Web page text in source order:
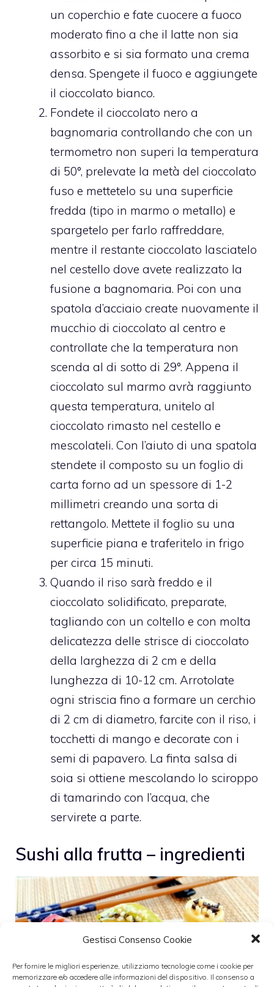
Gestisci Consenso Cookie
Per fornire le migliori esperienze, utilizziamo tecnologie come i cookie per
memorizzare e/o accedere alle informazioni del dispositivo. Il consenso a
un coperchio e fate cuocere a fuoco
moderato fino a che il latte non sia
assorbito e si sia formato una crema
densa. Spengete il fuoco e aggiungete
il cioccolato bianco.
Fondete il cioccolato nero a
bagnomaria controllando che con un
termometro non superi la temperatura
di 50°, prelevate la metà del cioccolato
fuso e mettetelo su una superficie
fredda (tipo in marmo o metallo) e
spargetelo per farlo raffreddare,
mentre il restante cioccolato lasciatelo
nel cestello dove avete realizzato la
fusione a bagnomaria. Poi con una
spatola d’acciaio create nuovamente il
mucchio di cioccolato al centro e
controllate che la temperatura non
scenda al di sotto di 29°. Appena il
cioccolato sul marmo avrà raggiunto
questa temperatura, unitelo al
cioccolato rimasto nel cestello e
mescolateli. Con l’aiuto di una spatola
stendete il composto su un foglio di
carta forno ad un spessore di 1-2
millimetri creando una sorta di
rettangolo. Mettete il foglio su una
superficie piana e traferitelo in frigo
per circa 15 minuti.
Quando il riso sarà freddo e il
cioccolato solidificato, preparate,
tagliando con un coltello e con molta
delicatezza delle strisce di cioccolato
della larghezza di 2 cm e della
lunghezza di 10-12 cm. Arrotolate
ogni striscia fino a formare un cerchio
di 2 cm di diametro, farcite con il riso, i
tocchetti di mango e decorate con i
semi di papavero. La finta salsa di
soia si ottiene mescolando lo sciroppo
di tamarindo con l’acqua, che
servirete a parte.
Sushi alla frutta – ingredienti